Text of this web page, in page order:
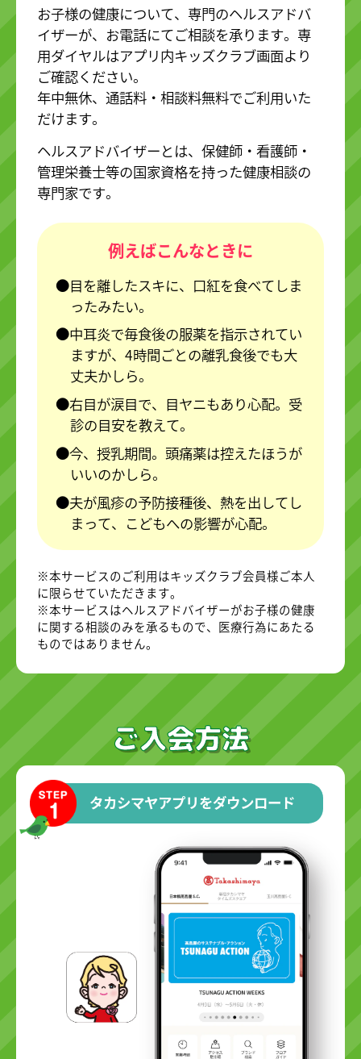
お子様の健康について、専門のヘルスアドバ
イザーが、お電話にてご相談を承ります。専
用ダイヤルはアプリ内キッズクラブ画面より
ご確認ください。
年中無休、通話料・相談料無料でご利用いた
だけます。
ヘルスアドバイザーとは、保健師・看護師・
管理栄養士等の国家資格を持った健康相談の
専門家です。
例えばこんなときに
目を離したスキに、口紅を食べてしま
ったみたい。
中耳炎で毎食後の服薬を指示されてい
ますが、4時間ごとの離乳食後でも大
丈夫かしら。
右目が涙目で、目ヤニもあり心配。受
診の目安を教えて。
今、授乳期間。頭痛薬は控えたほうが
いいのかしら。
夫が風疹の予防接種後、熱を出してし
まって、こどもへの影響が心配。
※本サービスのご利用はキッズクラブ会員様ご本人
に限らせていただきます。
※本サービスはヘルスアドバイザーがお子様の健康
に関する相談のみを承るもので、医療行為にあたる
ものではありません。
ご入会方法
タカシマヤアプリをダウンロード